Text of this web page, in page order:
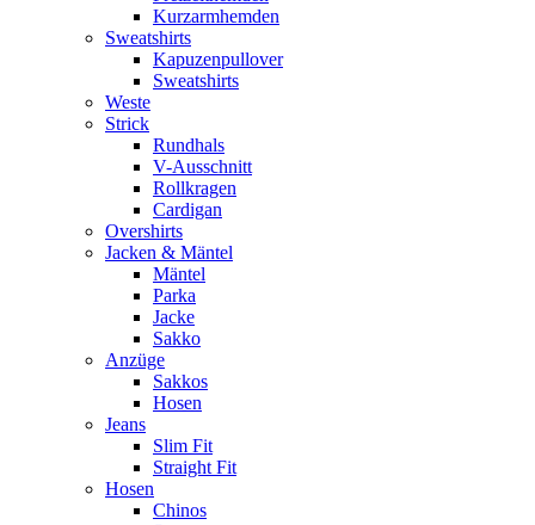
Kurzarmhemden
Sweatshirts
Kapuzenpullover
Sweatshirts
Weste
Strick
Rundhals
V-Ausschnitt
Rollkragen
Cardigan
Overshirts
Jacken & Mäntel
Mäntel
Parka
Jacke
Sakko
Anzüge
Sakkos
Hosen
Jeans
Slim Fit
Straight Fit
Hosen
Chinos